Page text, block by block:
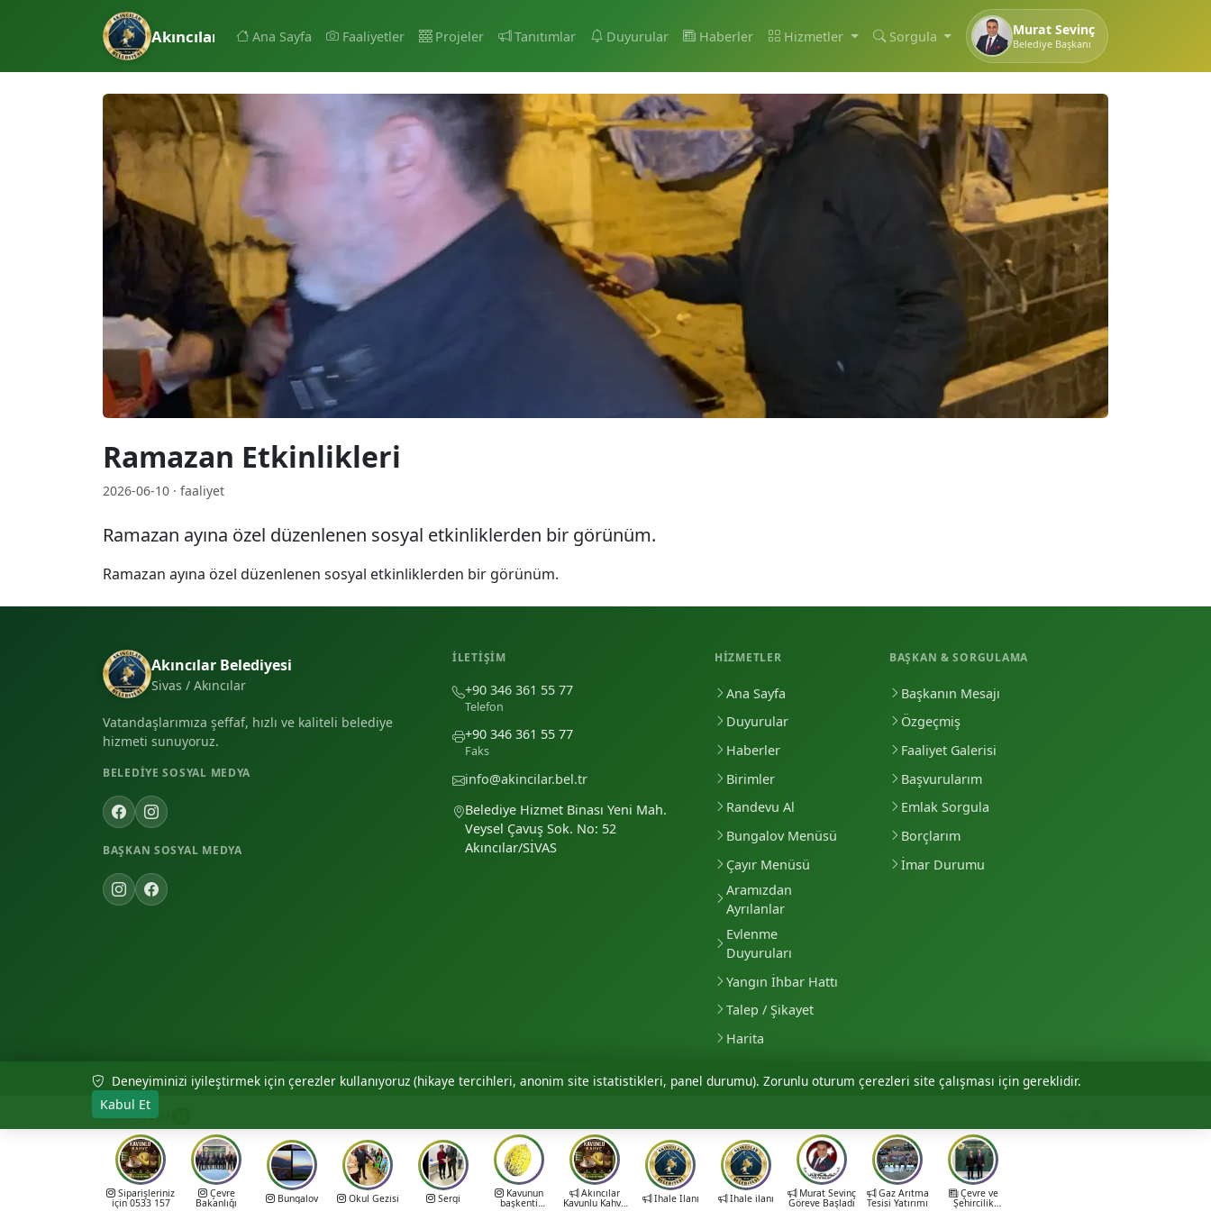
Akıncılar Belediyesi
Ana Sayfa Faaliyetler Projeler Tanıtımlar Duyurular Haberler Hizmetler Sorgula Murat Sevinç
Belediye Başkanı
Ramazan Etkinlikleri
2026-06-10 · faaliyet
Ramazan ayına özel düzenlenen sosyal etkinliklerden bir görünüm.
Ramazan ayına özel düzenlenen sosyal etkinliklerden bir görünüm.
Akıncılar Belediyesi
Sivas / Akıncılar
Vatandaşlarımıza şeffaf, hızlı ve kaliteli belediye
hizmeti sunuyoruz.
BELEDIYE SOSYAL MEDYA
BAŞKAN SOSYAL MEDYA
İLETIŞIM
+90 346 361 55 77
Telefon
+90 346 361 55 77
Faks
info@akincilar.bel.tr
Belediye Hizmet Binası Yeni Mah.
Veysel Çavuş Sok. No: 52
Akıncılar/SİVAS
HIZMETLER
Ana Sayfa
Duyurular
Haberler
Birimler
Randevu Al
Bungalov Menüsü
Çayır Menüsü
Aramızdan
Ayrılanlar
Evlenme
Duyuruları
Yangın İhbar Hattı
Talep / Şikayet
Harita
BAŞKAN & SORGULAMA
Başkanın Mesajı
Özgeçmiş
Faaliyet Galerisi
Başvurularım
Emlak Sorgula
Borçlarım
İmar Durumu
© 2026 Akıncılar Belediyesi — Tüm hakları saklıdır.
Deneyiminizi iyileştirmek için çerezler kullanıyoruz (hikaye tercihleri, anonim site istatistikleri, panel durumu). Zorunlu oturum çerezleri site çalışması için gereklidir.
Kabul Et
Hikayeler
Siparişleriniz
için 0533 157
Çevre
Bakanlığı Bungalov Okul Gezisi Sergi Kavunun
başkenti
Akıncılar
Kavunlu Kahve İhale İlanı İhale ilanı Murat Sevinç
Göreve Başladı
Gaz Arıtma
Tesisi Yatırımı
Çevre ve
Şehircilik